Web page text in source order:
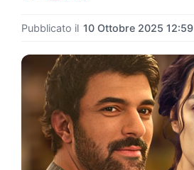
Pubblicato il 10 Ottobre 2025 12:59